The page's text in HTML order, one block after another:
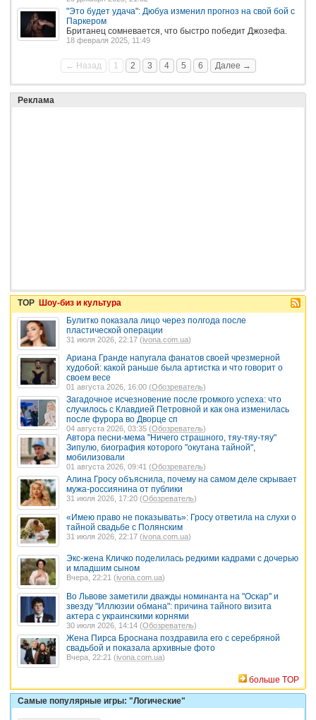
"Это будет удача": Дюбуа изменил прогноз на свой бой с
Паркером
Британец сомневается, что быстро победит Джозефа.
18 февраля 2025, 11:49
← Назад 1 2 3 4 5 6 Далее →
Реклама
TOP Шоу-биз и культура
Булитко показала лицо через полгода после
пластической операции
31 июля 2026, 22:17 (ivona.com.ua)
Ариана Гранде напугала фанатов своей чрезмерной
худобой: какой раньше была артистка и что говорит о
своем весе
01 августа 2026, 16:00 (Обозреватель)
Загадочное исчезновение после громкого успеха: что
случилось с Клавдией Петровной и как она изменилась
после фурора во Дворце сп
04 августа 2026, 03:35 (Обозреватель)
Автора песни-мема "Ничего страшного, тяу-тяу-тяу"
Зипулю, биография которого "окутана тайной",
мобилизовали
01 августа 2026, 09:41 (Обозреватель)
Алина Гросу объяснила, почему на самом деле скрывает
мужа-россиянина от публики
31 июля 2026, 17:20 (Обозреватель)
«Имею право не показывать»: Гросу ответила на слухи о
тайной свадьбе с Полянским
31 июля 2026, 22:17 (ivona.com.ua)
Экс-жена Кличко поделилась редкими кадрами с дочерью
и младшим сыном
Вчера, 22:21 (ivona.com.ua)
Во Львове заметили дважды номинанта на "Оскар" и
звезду "Иллюзии обмана": причина тайного визита
актера с украинскими корнями
30 июля 2026, 14:14 (Обозреватель)
Жена Пирса Броснана поздравила его с серебряной
свадьбой и показала архивные фото
Вчера, 22:21 (ivona.com.ua)
больше TOP
Самые популярные игры: "Логические"